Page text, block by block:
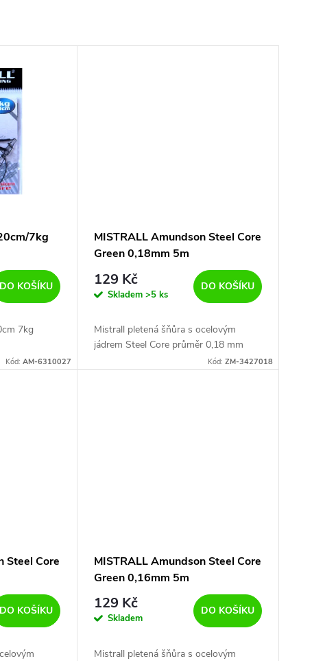
7kg
DO KOŠÍKU
7kg
Kód: AM-6310027
MISTRALL Amundson Steel Core
Green 0,18mm 5m
129 Kč
Skladem >5 ks
DO KOŠÍKU
Mistrall pletená šňůra s ocelovým
jádrem Steel Core průměr 0,18 mm
Kód: ZM-3427018
Steel Core
DO KOŠÍKU
MISTRALL Amundson Steel Core
Green 0,16mm 5m
129 Kč
Skladem
DO KOŠÍKU
Mistrall pletená šňůra s ocelovým